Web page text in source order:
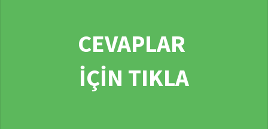
CEVAPLAR
İÇİN TIKLA